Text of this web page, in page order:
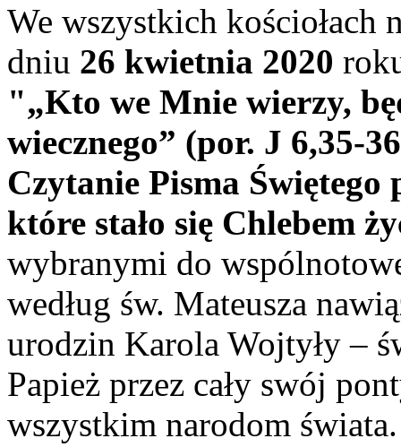
We wszystkich kościołach
dniu 26 kwietnia 2020
"„Kto we Mnie wierzy,
wiecznego” (por. J 6,35-
Czytanie Pisma Świętego
które stało się Chlebem
wybranymi do
według św. Mateusza
urodzin Karola Wojtyły –
Papież przez cały swój
wszystkim narodom